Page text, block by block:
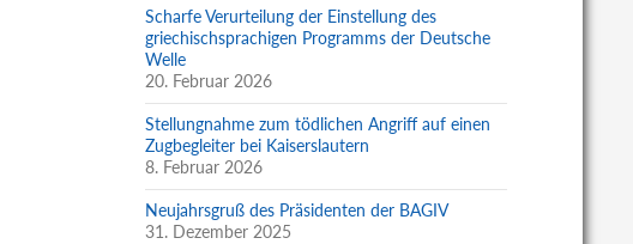
Scharfe Verurteilung der Einstellung des
griechischsprachigen Programms der Deutsche
Welle
20. Februar 2026
Stellungnahme zum tödlichen Angriff auf einen
Zugbegleiter bei Kaiserslautern
8. Februar 2026
Neujahrsgruß des Präsidenten der BAGIV
31. Dezember 2025